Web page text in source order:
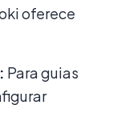
oferece
Para guias